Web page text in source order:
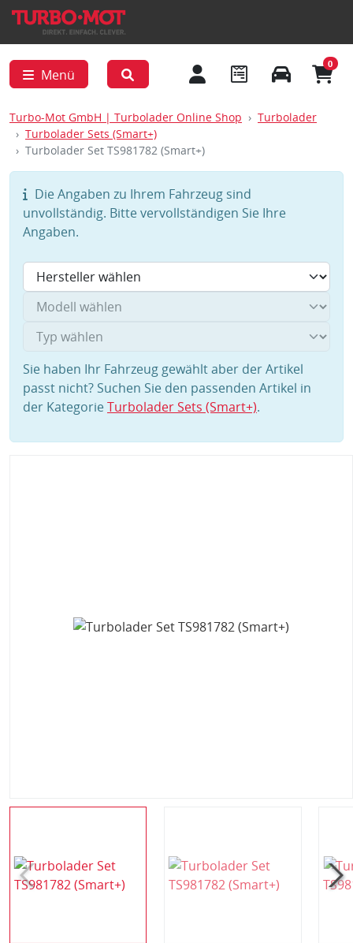
Menü
0
Turbo-Mot GmbH | Turbolader Online Shop
Turbolader
Turbolader Sets (Smart+)
Turbolader Set TS981782 (Smart+)
Die Angaben zu Ihrem Fahrzeug sind
unvollständig. Bitte vervollständigen Sie Ihre
Angaben.
Sie haben Ihr Fahrzeug gewählt aber der Artikel
passt nicht? Suchen Sie den passenden Artikel in
der KategorieTurbolader Sets (Smart+).